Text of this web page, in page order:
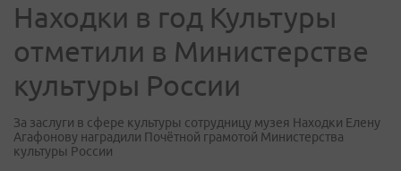
Находки в год Культуры
отметили в Министерстве
культуры России
За заслуги в сфере культуры сотрудницу музея Находки Елену
Агафонову наградили Почётной грамотой Министерства
культуры России